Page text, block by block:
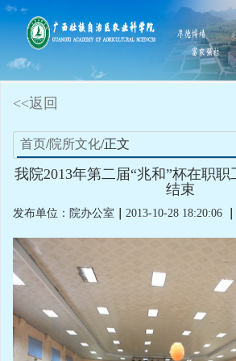
<<返回
首页/院所文化/正文
我院2013年第二届“兆和”杯在职职
结束
发布单位：院办公室 2013-10-28 18:20:06